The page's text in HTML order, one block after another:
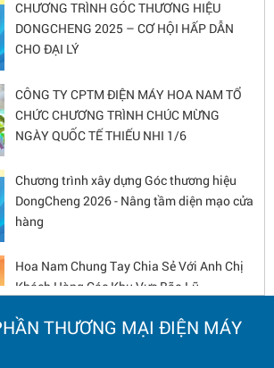
CHƯƠNG TRÌNH GÓC THƯƠNG HIỆU
DONGCHENG 2025 – CƠ HỘI HẤP DẪN
CHO ĐẠI LÝ
CÔNG TY CPTM ĐIỆN MÁY HOA NAM TỔ
CHỨC CHƯƠNG TRÌNH CHÚC MỪNG
NGÀY QUỐC TẾ THIẾU NHI 1/6
Chương trình xây dựng Góc thương hiệu
DongCheng 2026 - Nâng tầm diện mạo cửa
hàng
Hoa Nam Chung Tay Chia Sẻ Với Anh Chị
Khách Hàng Các Khu Vực Bão Lũ
THƯƠNG MẠI ĐIỆN MÁY